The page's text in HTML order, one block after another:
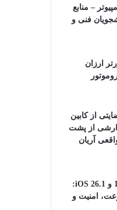
– منابع
فنی و
ارزان
از کابین
از پشت
آریان
مقایسه اندروید 16 و iOS 26.1:
امنیت و